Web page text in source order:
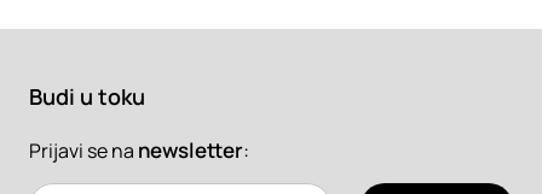
Budi u toku
Prijavi se na newsletter: